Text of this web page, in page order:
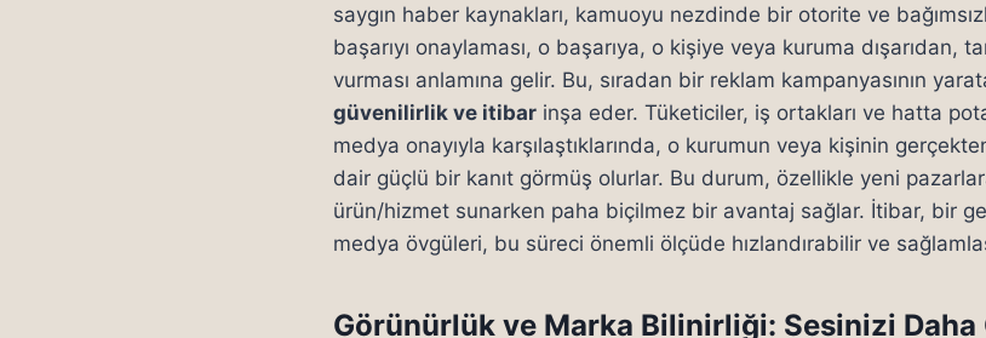
saygın haber kaynakları, kamuoyu nezdinde bir otorite ve
başarıyı onaylaması, o başarıya, o kişiye veya kuruma dışarıdan,
vurması anlamına gelir. Bu, sıradan bir reklam kampanyasının
güvenilirlik ve itibar inşa eder. Tüketiciler, iş ortakları ve hatta
medya onayıyla karşılaştıklarında, o kurumun veya kişinin
dair güçlü bir kanıt görmüş olurlar. Bu durum, özellikle yeni
ürün/hizmet sunarken paha biçilmez bir avantaj sağlar. İtibar, bir
medya övgüleri, bu süreci önemli ölçüde hızlandırabilir ve
Görünürlük ve Marka Bilinirliği: Sesinizi Daha